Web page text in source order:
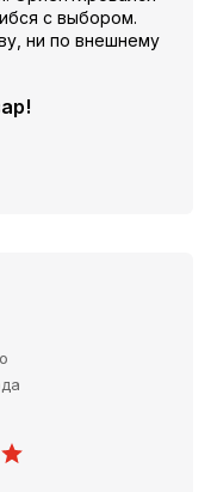
с выбором.
ни по внешнему